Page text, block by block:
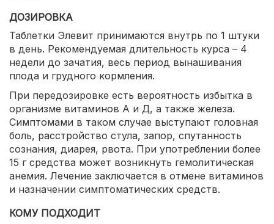
ДОЗИРОВКА
Таблетки Элевит принимаются внутрь по 1 штуки
в день. Рекомендуемая длительность курса – 4
недели до зачатия, весь период вынашивания
плода и грудного кормления.
При передозировке есть вероятность избытка в
организме витаминов А и Д, а также железа.
Симптомами в таком случае выступают головная
боль, расстройство стула, запор, спутанность
сознания, диарея, рвота. При употреблении более
15 г средства может возникнуть гемолитическая
анемия. Лечение заключается в отмене витаминов
и назначении симптоматических средств.
КОМУ ПОДХОДИТ